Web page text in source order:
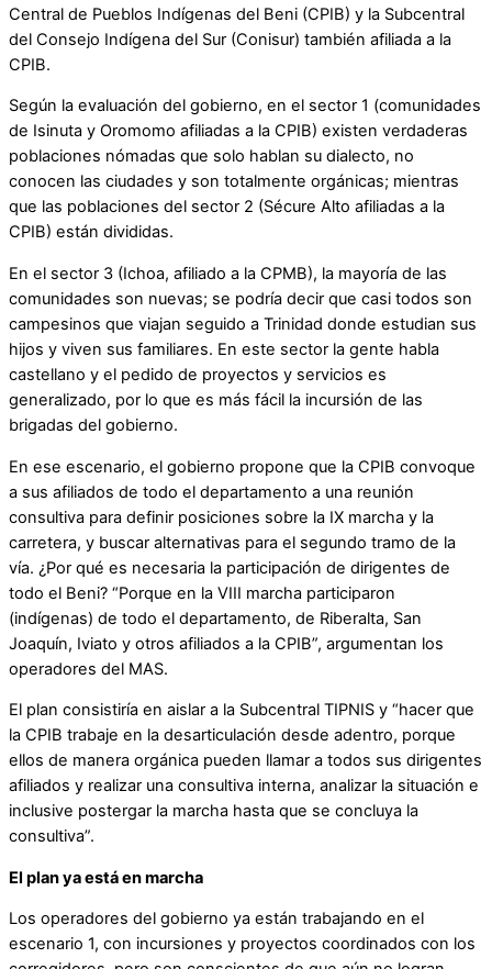
Central de Pueblos Indígenas del Beni (CPIB) y la Subcentral
del Consejo Indígena del Sur (Conisur) también afiliada a la
CPIB.
Según la evaluación del gobierno, en el sector 1 (comunidades
de Isinuta y Oromomo afiliadas a la CPIB) existen verdaderas
poblaciones nómadas que solo hablan su dialecto, no
conocen las ciudades y son totalmente orgánicas; mientras
que las poblaciones del sector 2 (Sécure Alto afiliadas a la
CPIB) están divididas.
En el sector 3 (Ichoa, afiliado a la CPMB), la mayoría de las
comunidades son nuevas; se podría decir que casi todos son
campesinos que viajan seguido a Trinidad donde estudian sus
hijos y viven sus familiares. En este sector la gente habla
castellano y el pedido de proyectos y servicios es
generalizado, por lo que es más fácil la incursión de las
brigadas del gobierno.
En ese escenario, el gobierno propone que la CPIB convoque
a sus afiliados de todo el departamento a una reunión
consultiva para definir posiciones sobre la IX marcha y la
carretera, y buscar alternativas para el segundo tramo de la
vía. ¿Por qué es necesaria la participación de dirigentes de
todo el Beni? “Porque en la VIII marcha participaron
(indígenas) de todo el departamento, de Riberalta, San
Joaquín, Iviato y otros afiliados a la CPIB”, argumentan los
operadores del MAS.
El plan consistiría en aislar a la Subcentral TIPNIS y “hacer que
la CPIB trabaje en la desarticulación desde adentro, porque
ellos de manera orgánica pueden llamar a todos sus dirigentes
afiliados y realizar una consultiva interna, analizar la situación e
inclusive postergar la marcha hasta que se concluya la
consultiva”.
El plan ya está en marcha
Los operadores del gobierno ya están trabajando en el
escenario 1, con incursiones y proyectos coordinados con los